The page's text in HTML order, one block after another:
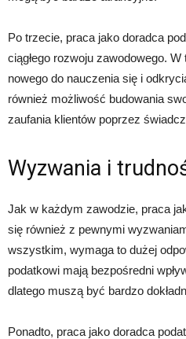
Po trzecie, praca jako doradca
ciągłego rozwoju zawodowego.
nowego do nauczenia się i
również możliwość budowania
zaufania klientów poprzez
Wyzwania i
Jak w każdym zawodzie, praca
się również z pewnymi
wszystkim, wymaga to dużej
podatkowi mają bezpośredni
dlatego muszą być bardzo
Ponadto, praca jako doradca